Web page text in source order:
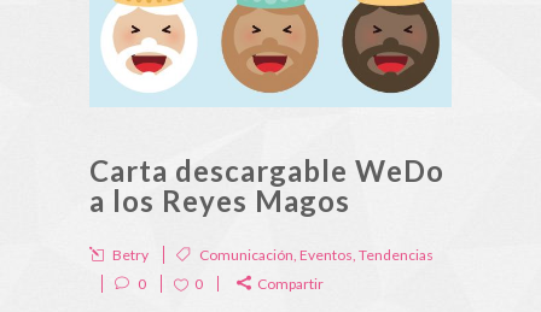
Carta descargable WeDo
a los Reyes Magos
Betry Comunicación Eventos Tendencias
0
0 Compartir